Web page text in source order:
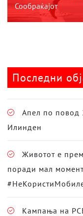
Сообраќајот
Последни
Апел по повод
Илинден
Животот е
поради мал
Кампања на